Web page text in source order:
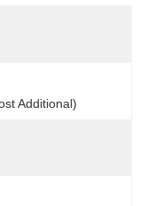
Additional)